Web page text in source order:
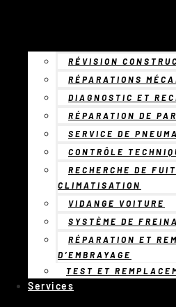
RÉVISION
RÉPARATIONS
DIAGNOSTIC ET
RÉPARATION DE
SERVICE DE
CONTRÔLE
RECHERCHE DE
CLIMATISATION
VIDANGE VOITURE
SYSTÈME DE
RÉPARATION ET
D’EMBRAYAGE
TEST ET
Services